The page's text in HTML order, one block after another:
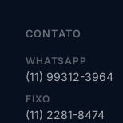
CONTATO
WHATSAPP
(11) 99312-3964
FIXO
(11) 2281-8474